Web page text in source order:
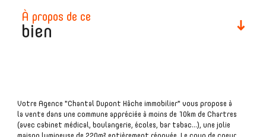
à propos de ce
bien
plus d'informations
financières
Votre Agence "Chantal Dupont Hâche immobilier" vous propose à
la vente dans une commune appréciée à moins de 10km de Chartres
(avec cabinet médical, boulangerie, écoles, bar tabac...), une jolie